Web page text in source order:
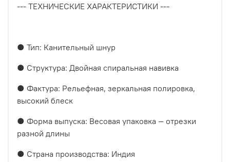
--- ТЕХНИЧЕСКИЕ ХАРАКТЕРИСТИКИ ---
● Тип: Канительный шнур
● Структура: Двойная спиральная навивка
● Фактура: Рельефная, зеркальная полировка,
высокий блеск
● Форма выпуска: Весовая упаковка — отрезки
разной длины
● Страна производства: Индия